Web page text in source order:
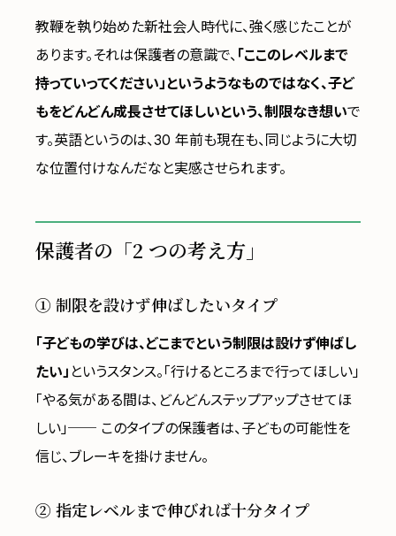
教鞭を執り始めた新社会人時代に、強く感じたことが
あります。それは保護者の意識で、 「ここのレベルまで
持っていってください」というようなものではなく、子ど
もをどんどん成長させてほしいという、制限なき想いで
す。英語というのは、30 年前も現在も、同じように大切
な位置付けなんだなと実感させられます。
保護者の「2 つの考え方」
① 制限を設けず伸ばしたいタイプ
「子どもの学びは、どこまでという制限は設けず伸ばし
たい」 というスタンス。「行けるところまで行ってほしい」
「やる気がある間は、どんどんステップアップさせてほ
しい」── このタイプの保護者は、子どもの可能性を
信じ、ブレーキを掛けません。
② 指定レベルまで伸びれば十分タイプ